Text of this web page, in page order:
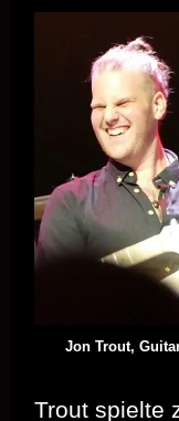
Jon Trout,
Trout spielte